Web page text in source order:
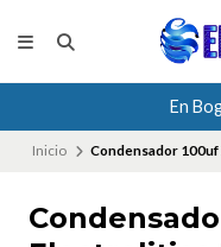
En Bogotá
Inicio Condensador